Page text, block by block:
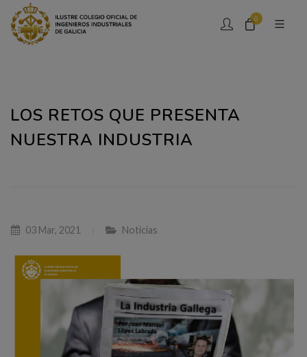
0
LOS RETOS QUE PRESENTA
NUESTRA INDUSTRIA
03 Mar, 2021 Noticias